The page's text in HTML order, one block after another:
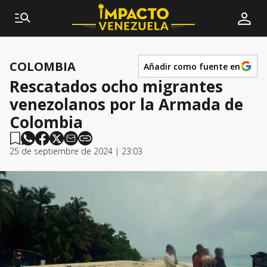
COLOMBIA Añadir como fuente en
Rescatados ocho migrantes
venezolanos por la Armada de
Colombia
25 de septiembre de 2024 | 23:03